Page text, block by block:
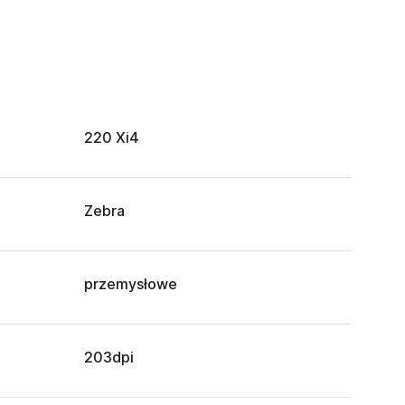
220 Xi4
Zebra
przemysłowe
203dpi